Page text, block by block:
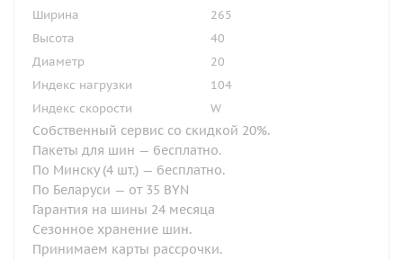
Ширина
265
Высота
40
Диаметр
20
Индекс нагрузки
104
Индекс скорости
W
Собственный сервис со скидкой 20%.
Пакеты для шин — бесплатно.
По Минску (4 шт.) — бесплатно.
По Беларуси — от 35 BYN
Гарантия на шины 24 месяца
Сезонное хранение шин.
Принимаем карты рассрочки.